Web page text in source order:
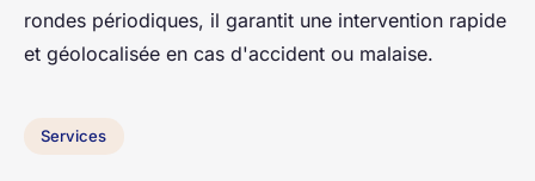
rondes périodiques, il garantit une intervention rapide
et géolocalisée en cas d'accident ou malaise.
Services